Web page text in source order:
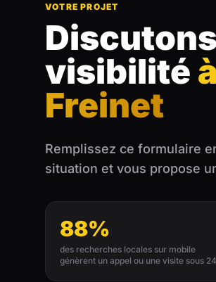
VOTRE PROJET
visibilité
Freinet
Remplissez ce formulaire
situation et vous propose
88%
des recherches locales sur mobile
génèrent un appel ou une visite sous